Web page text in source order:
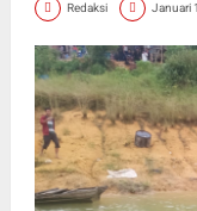
Redaksi Januari